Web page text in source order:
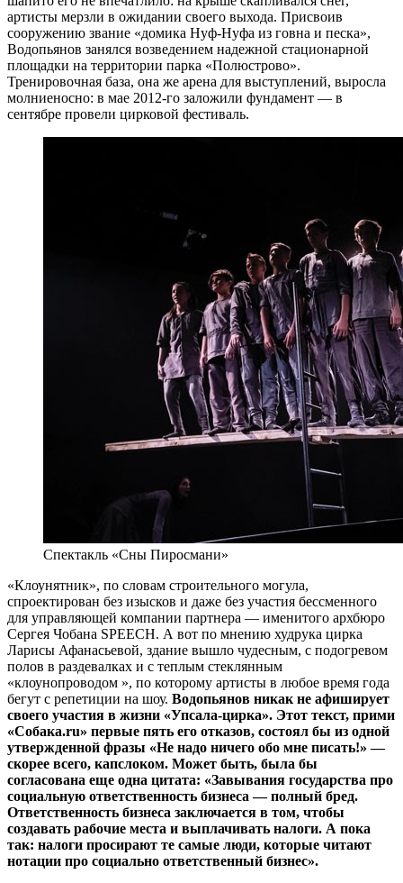
артисты мерзли в ожидании своего выхода. Присвоив
сооружению звание «домика Нуф-Нуфа из говна и песка»,
Водопьянов занялся возведением надежной стационарной
площадки на территории парка «Полюстрово».
Тренировочная база, она же арена для выступлений, выросла
молниеносно: в мае 2012-го заложили фундамент — в
сентябре провели цирковой фестиваль.
Спектакль «Сны Пиросмани»
«Клоунятник», по словам строительного могула,
спроектирован без изысков и даже без участия бессменного
для управляющей компании партнера — именитого архбюро
Сергея Чобана SPEECH. А вот по мнению худрука цирка
Ларисы Афанасьевой, здание вышло чудесным, с подогревом
полов в раздевалках и с теплым стеклянным
«клоунопроводом », по которому артисты в любое время года
бегут с репетиции на шоу. Водопьянов никак не афиширует
своего участия в жизни «Упсала-цирка». Этот текст, прими
«Собака.ru» первые пять его отказов, состоял бы из одной
утвержденной фразы «Не надо ничего обо мне писать!» —
скорее всего, капслоком. Может быть, была бы
согласована еще одна цитата: «Завывания государства про
социальную ответственность бизнеса — полный бред.
Ответственность бизнеса заключается в том, чтобы
создавать рабочие места и выплачивать налоги. А пока
так: налоги просирают те самые люди, которые читают
нотации про социально ответственный бизнес».